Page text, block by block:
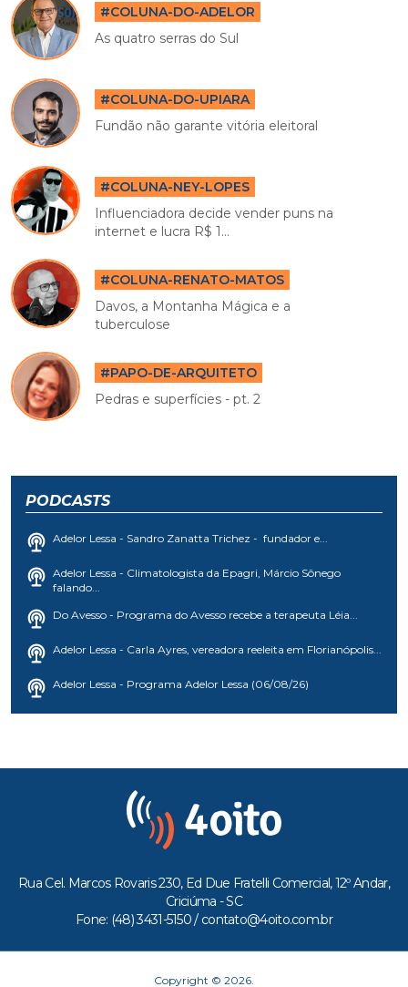
#COLUNA-DO-ADELOR
As quatro serras do Sul
#COLUNA-DO-UPIARA
Fundão não garante vitória eleitoral
#COLUNA-NEY-LOPES
Influenciadora decide vender puns na
internet e lucra R$ 1...
#COLUNA-RENATO-MATOS
Davos, a Montanha Mágica e a
tuberculose
#PAPO-DE-ARQUITETO
Pedras e superfícies - pt. 2
PODCASTS
Adelor Lessa - Sandro Zanatta Trichez - fundador e...
Adelor Lessa - Climatologista da Epagri, Márcio Sônego
falando...
Do Avesso - Programa do Avesso recebe a terapeuta Léia...
Adelor Lessa - Carla Ayres, vereadora reeleita em Florianópolis...
Adelor Lessa - Programa Adelor Lessa (06/08/26)
Rua Cel. Marcos Rovaris 230, Ed Due Fratelli Comercial, 12º Andar,
Criciúma - SC
Fone: (48) 3431-5150 / contato@4oito.com.br
Copyright © 2026.